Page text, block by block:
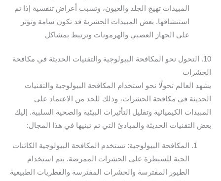
المبيدات تهيج الجلد والعيون، وتسبب أعراض تنفسية إذا تم
استنشاقها. بعض المبيدات الحشرية قد تكون سامة وتؤثر
على الجهاز العصبي والهرمونات وترتبط بمشاكل
10. التحول نحو المكافحة البيولوجية والتقنيات الحديثة في مكافحة
الحشرات
يشهد العالم تحولًا نحو استخدام المكافحة البيولوجية والتقنيات
الحديثة في مكافحة الحشرات، وذلك للحد من الاعتماد على
المبيدات الكيميائية وتقليل التأثيرات البيئية والصحية السلبية. إليك
بعض التقنيات الحديثة والمبادئ التي تم تبنيها في هذا المجال:
المكافحة البيولوجية: تستخدم المكافحة البيولوجية الكائنات
الحية للسيطرة على الحشرات الممرضة. يتم استخدام
الطيور المفترسة والحشرات المفترسة والفطريات الطبيعية